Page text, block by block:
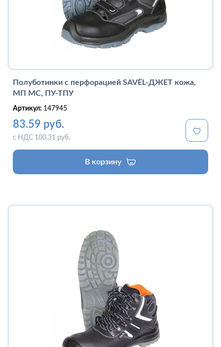
Полуботинки с перфорацией SAVЁL-ДЖЕТ кожа,
МП МС, ПУ-ТПУ
Артикул: 147945
83.59 руб.
с НДС 100.31 руб.
В корзину